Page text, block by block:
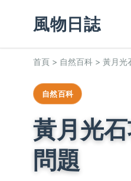
風物日誌
首頁 > 自然百科 > 黃月光
自然百科
黃月光
問題